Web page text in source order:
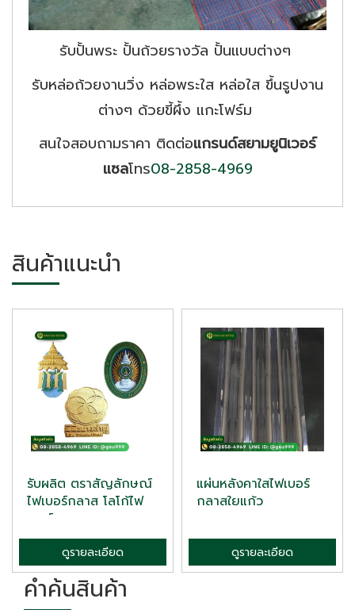
รับปั้นพระ ปั้นถ้วยรางวัล ปั้นแบบต่างๆ
รับหล่อถ้วยงานวิ่ง หล่อพระใส หล่อใส ขึ้นรูปงาน
ต่างๆ ด้วยขี้ผึ้ง แกะโฟร์ม
สนใจสอบถามราคา ติดต่อแกรนด์สยามยูนิเวอร์
แซลโทร08-2858-4969
สินค้าแนะนำ
รับผลิต ตราสัญลักษณ์
ไฟเบอร์กลาส โลโก้ไฟ
เบอร์ก...
ดูรายละเอียด
แผ่นหลังคาใสไฟเบอร์
กลาสใยแก้ว
ดูรายละเอียด
คำค้นสินค้า